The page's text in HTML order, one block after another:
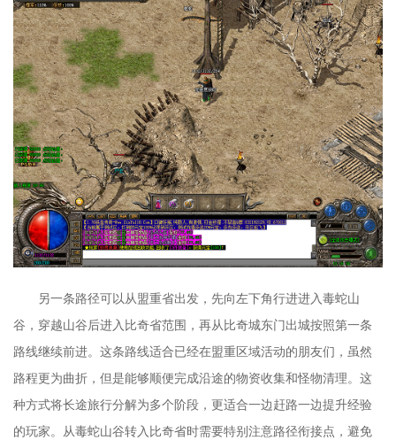
另一条路径可以从盟重省出发，先向左下角行进进入毒蛇山
谷，穿越山谷后进入比奇省范围，再从比奇城东门出城按照第一条
路线继续前进。这条路线适合已经在盟重区域活动的朋友们，虽然
路程更为曲折，但是能够顺便完成沿途的物资收集和怪物清理。这
种方式将长途旅行分解为多个阶段，更适合一边赶路一边提升经验
的玩家。从毒蛇山谷转入比奇省时需要特别注意路径衔接点，避免